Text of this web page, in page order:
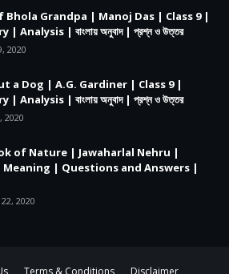
Bhola Grandpa | Manoj Das | Class 9 |
| Analysis | বাংলায় অনুবাদ | প্রশ্ন ও উত্তর
2020
a Dog | A.G. Gardiner | Class 9 |
| Analysis | বাংলায় অনুবাদ | প্রশ্ন ও উত্তর
2020
of Nature | Jawaharlal Nehru |
Meaning | Questions and Answers |
2020